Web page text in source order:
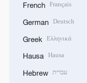
French Français
German Deutsch
Greek Ελληνικά
Hausa Hausa
Hebrew עברית